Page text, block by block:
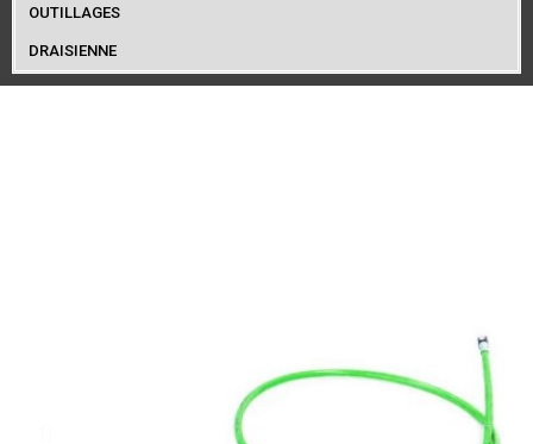
OUTILLAGES
DRAISIENNE